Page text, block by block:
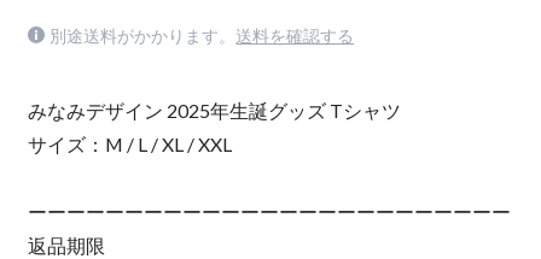
別途送料がかかります。 送料を確認する
みなみデザイン 2025年生誕グッズ Tシャツ
サイズ：M / L / XL / XXL
ーーーーーーーーーーーーーーーーーーーーーーーーー
返品期限